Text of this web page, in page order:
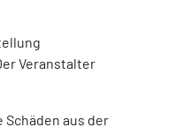
Veranstalter
aus der